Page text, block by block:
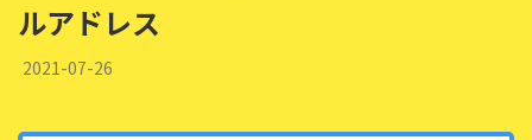
ルアドレス
2021-07-26